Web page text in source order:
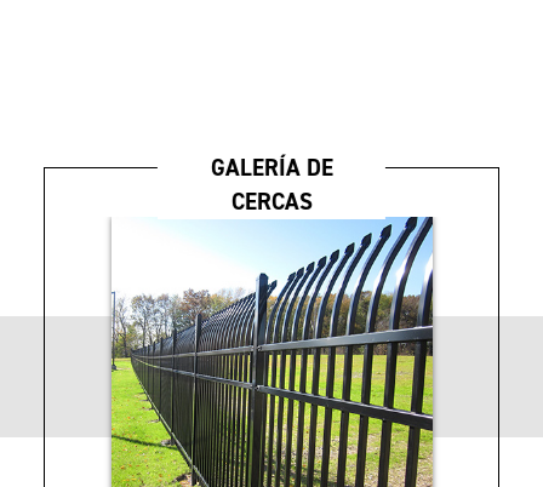
Hoja de ventas de
cercas V2
Folleto de
cercas VERSAI®
GALERÍA DE
CERCAS